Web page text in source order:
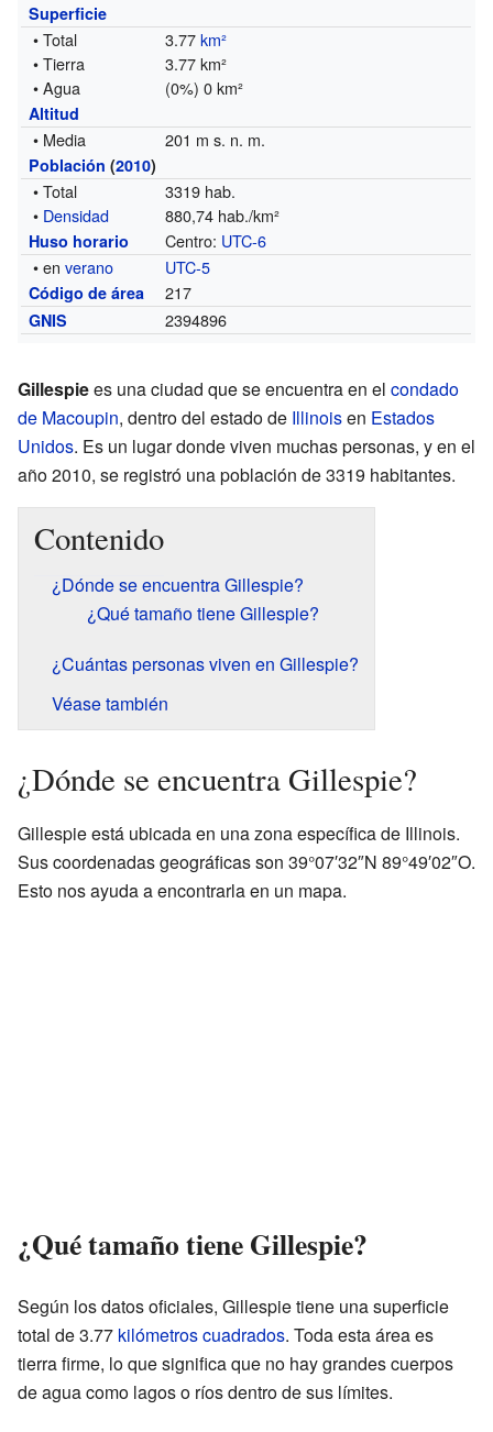
Superficie
• Total 3.77km²
• Tierra
3.77 km²
• Agua
(0%) 0 km²
Altitud
• Media 201 m s. n. m.
Población (2010)
• Total
3319 hab.
• Densidad 880,74 hab./km²
Huso horario Centro: UTC-6
• enverano UTC-5
Código de área 217
GNIS 2394896
Gillespiees una ciudad que se encuentra en el condado
de Macoupin, dentro del estado de Illinoisen Estados
Unidos. Es un lugar donde viven muchas personas, y en el
año 2010, se registró una población de 3319 habitantes.
Contenido
¿Dónde se encuentra Gillespie?
¿Qué tamaño tiene Gillespie?
¿Cuántas personas viven en Gillespie?
Véase también
¿Dónde se encuentra Gillespie?
Gillespie está ubicada en una zona específica de Illinois.
Sus coordenadas geográficas son 39°07′32″N 89°49′02″O.
Esto nos ayuda a encontrarla en un mapa.
¿Qué tamaño tiene Gillespie?
Según los datos oficiales, Gillespie tiene una superficie
total de 3.77 kilómetros cuadrados. Toda esta área es
tierra firme, lo que significa que no hay grandes cuerpos
de agua como lagos o ríos dentro de sus límites.